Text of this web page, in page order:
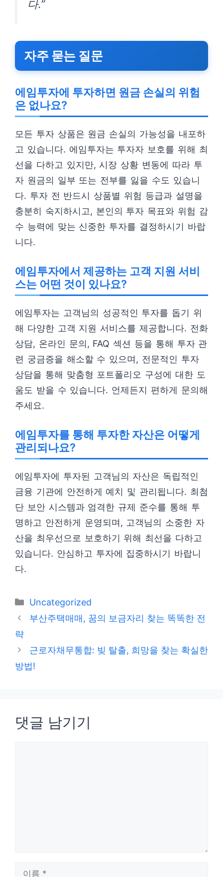
다.”
자주 묻는 질문
에임투자에 투자하면 원금 손실의 위험
은 없나요?
모든 투자 상품은 원금 손실의 가능성을 내포하
고 있습니다. 에임투자는 투자자 보호를 위해 최
선을 다하고 있지만, 시장 상황 변동에 따라 투
자 원금의 일부 또는 전부를 잃을 수도 있습니
다. 투자 전 반드시 상품별 위험 등급과 설명을
충분히 숙지하시고, 본인의 투자 목표와 위험 감
수 능력에 맞는 신중한 투자를 결정하시기 바랍
니다.
에임투자에서 제공하는 고객 지원 서비
스는 어떤 것이 있나요?
에임투자는 고객님의 성공적인 투자를 돕기 위
해 다양한 고객 지원 서비스를 제공합니다. 전화
상담, 온라인 문의, FAQ 섹션 등을 통해 투자 관
련 궁금증을 해소할 수 있으며, 전문적인 투자
상담을 통해 맞춤형 포트폴리오 구성에 대한 도
움도 받을 수 있습니다. 언제든지 편하게 문의해
주세요.
에임투자를 통해 투자한 자산은 어떻게
관리되나요?
에임투자에 투자된 고객님의 자산은 독립적인
금융 기관에 안전하게 예치 및 관리됩니다. 최첨
단 보안 시스템과 엄격한 규제 준수를 통해 투
명하고 안전하게 운영되며, 고객님의 소중한 자
산을 최우선으로 보호하기 위해 최선을 다하고
있습니다. 안심하고 투자에 집중하시기 바랍니
다.
카
테
Uncategorized
부산주택매매, 꿈의 보금자리 찾는 똑똑한 전
략
근로자채무통합: 빚 탈출, 희망을 찾는 확실한
방법!
댓글 남기기